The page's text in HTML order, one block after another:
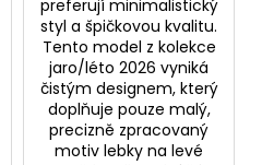
preferují minimalistický
styl a špičkovou kvalitu.
Tento model z kolekce
jaro/léto 2026 vyniká
čistým designem, který
doplňuje pouze malý,
precizně zpracovaný
motiv lebky na levé